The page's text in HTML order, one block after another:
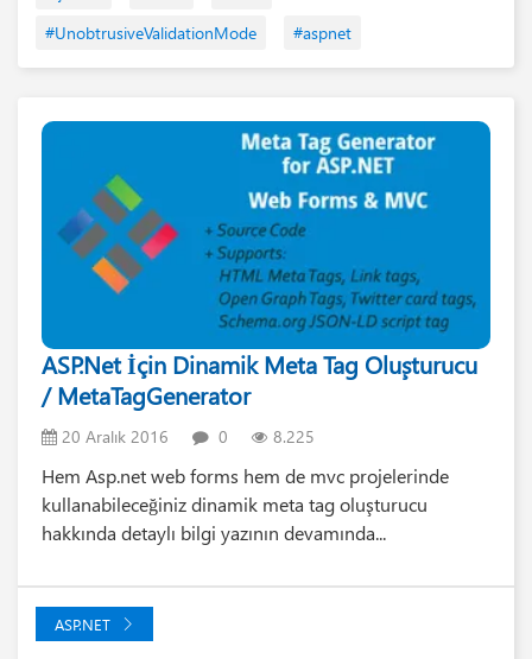
#UnobtrusiveValidationMode
#aspnet
ASP.Net İçin Dinamik Meta Tag Oluşturucu
/ MetaTagGenerator
20 Aralık 2016 0 8.225
Hem Asp.net web forms hem de mvc projelerinde
kullanabileceğiniz dinamik meta tag oluşturucu
hakkında detaylı bilgi yazının devamında...
ASP.NET